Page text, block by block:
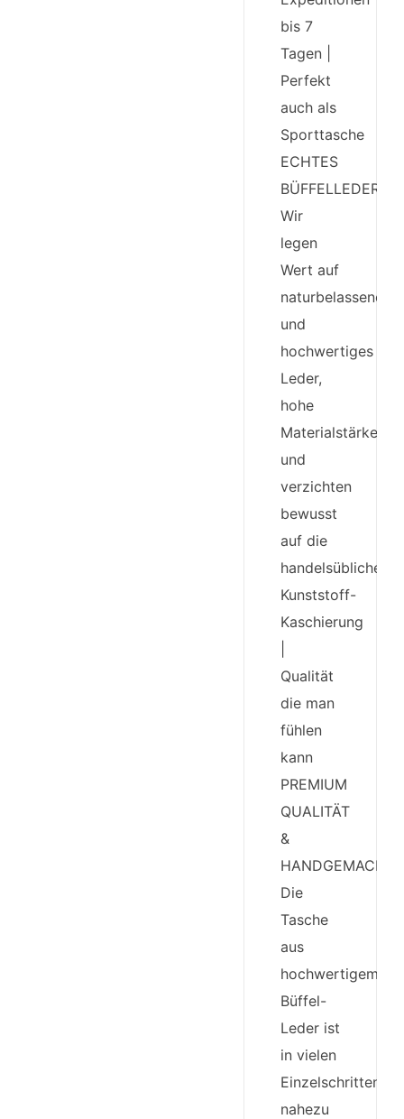
bis 7
Tagen |
Perfekt
auch als
Sporttasche
ECHTES
BÜFFELLEDER:
Wir
legen
Wert auf
naturbelassenes
und
hochwertiges
Leder,
hohe
Materialstärke
und
verzichten
bewusst
auf die
handelsübliche
Kunststoff-
Kaschierung
Qualität
die man
fühlen
kann
PREMIUM
QUALITÄT
&
HANDGEMACHT:
Die
Tasche
aus
hochwertigem
Büffel-
Leder ist
in vielen
Einzelschritten
nahezu